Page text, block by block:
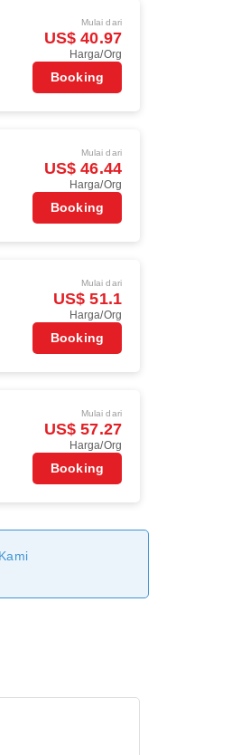
Mulai dari
US$ 40.97
Harga/Org
Booking
Mulai dari
US$ 46.44
Harga/Org
Booking
Mulai dari
US$ 51.1
Harga/Org
Booking
Mulai dari
US$ 57.27
Harga/Org
Booking